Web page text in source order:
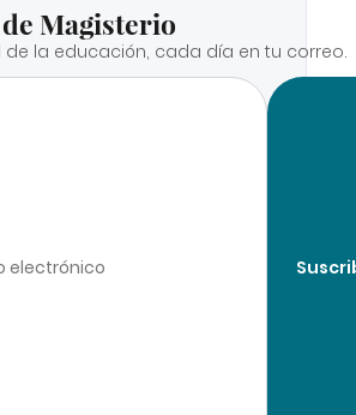
Magisterio
de la educación, cada día en tu correo.